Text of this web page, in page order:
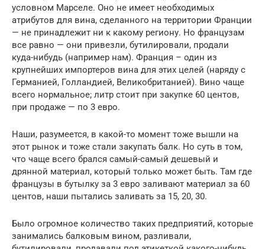
условном Марселе. Оно не имеет необходимых
атрибутов для вина, сделанного на территории Франции
— не принадлежит ни к какому региону. Но французам
все равно — они привезли, бутилировали, продали
куда-нибудь (например нам). Франция – один из
крупнейших импортеров вина для этих целей (наряду с
Германией, Голландией, Великобританией). Вино чаще
всего нормальное; литр стоит при закупке 60 центов,
при продаже — по 3 евро.
Наши, разумеется, в какой-то момент тоже вышли на
этот рынок и тоже стали закупать балк. Но суть в том,
что чаще всего брался самый-самый дешевый и
дрянной материал, который только может быть. Там где
французы в бутылку за 3 евро заливают материал за 60
центов, наши пытались заливать за 15, 20, 30.
Было огромное количество таких предприятий, которые
занимались балковым вином, разливали,